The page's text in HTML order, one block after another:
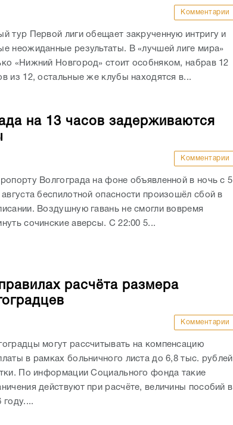
Комментарии
тур Первой лиги обещает закрученную интригу и
неожиданные результаты. В «лучшей лиге мира»
«Нижний Новгород» стоит особняком, набрав 12
из 12, остальные же клубы находятся в...
на 13 часов задерживаются
Комментарии
Волгограда на фоне объявленной в ночь с 5
августа беспилотной опасности произошёл сбой в
Воздушную гавань не смогли вовремя
сочинские аверсы. С 22:00 5...
расчёта размера
Комментарии
могут рассчитывать на компенсацию
в рамках больничного листа до 6,8 тыс. рублей
По информации Социального фонда такие
действуют при расчёте, величины пособий в
году....